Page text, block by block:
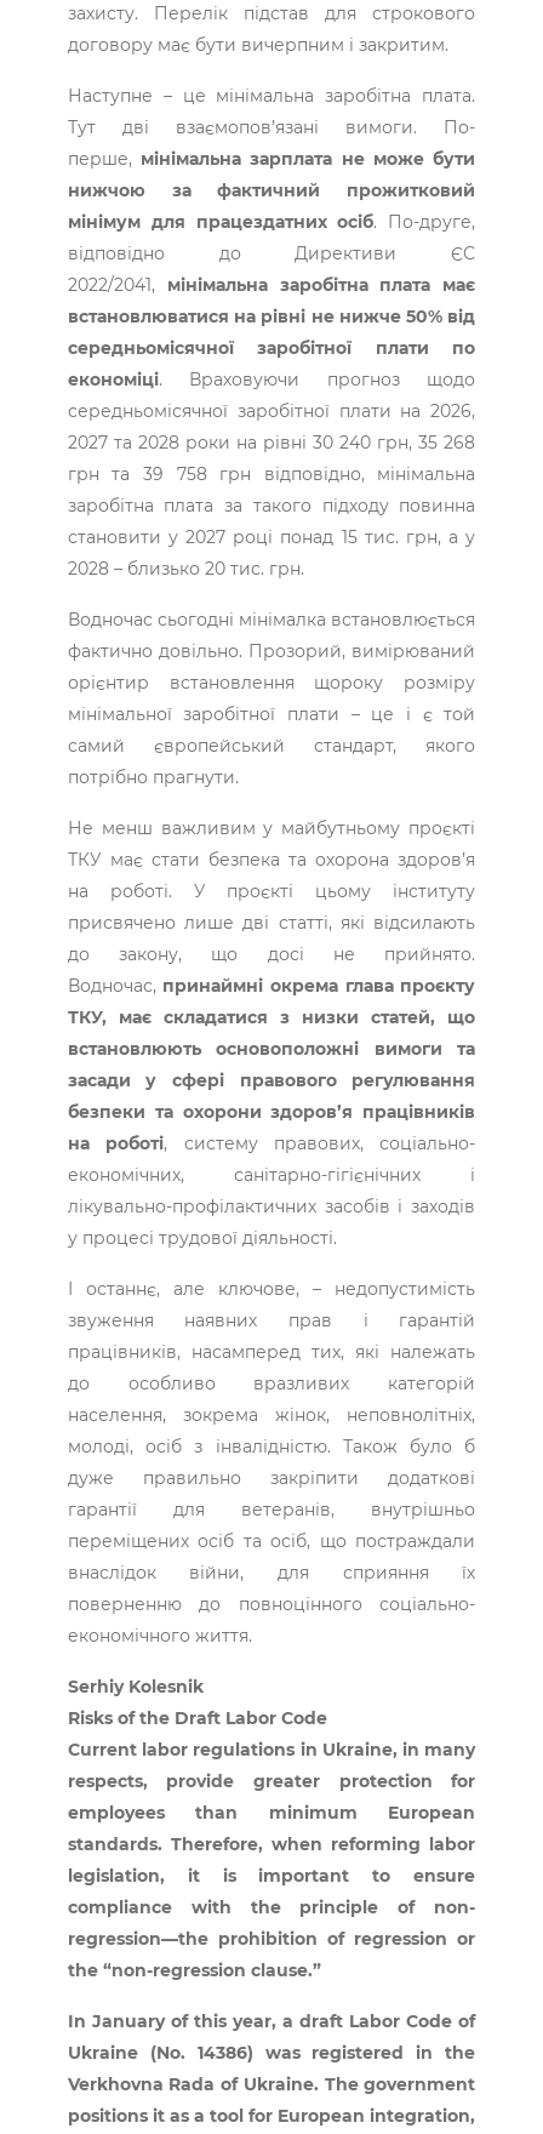
захисту. Перелік підстав для строкового
договору має бути вичерпним і закритим.
Наступне – це мінімальна заробітна плата.
Тут дві взаємопов’язані вимоги. По-
перше, мінімальна зар­плата не може бути
нижчою за фактичний прожитковий
мінімум для працездатних осіб. По-друге,
відповідно до Директиви ЄС
2022/2041, мінімальна заробітна плата має
встановлюватися на рівні не нижче 50% від
середньомісячної заробітної плати по
економіці. Враховуючи прогноз щодо
середньомісячної заробітної плати на 2026,
2027 та 2028 роки на рівні 30 240 грн, 35 268
грн та 39 758 грн відповідно, мінімальна
заробітна плата за такого підходу повинна
становити у 2027 році понад 15 тис. грн, а у
2028 – близько 20 тис. грн.
Водночас сьогодні мінімалка встановлюється
фактично довільно. Прозорий, вимірюваний
орієнтир встановлення щороку розміру
мінімальної заробітної плати – це і є той
самий європейський стандарт, якого
потрібно прагнути.
Не менш важливим у майбутньому проєкті
ТКУ має стати безпека та охорона здоров’я
на роботі. У проєкті цьому інституту
присвячено лише дві статті, які відсилають
до закону, що досі не прийнято.
Водночас, принаймні окрема глава проєкту
ТКУ, має складатися з низки статей, що
встановлюють основоположні вимоги та
засади у сфері правового регулювання
безпеки та охорони здоров’я працівників
на роботі, систему правових, соціально-
економічних, санітарно-гігієнічних і
лікувально-профілактичних засобів і заходів
у процесі трудової діяльності.
І останнє, але ключове, – недопустимість
звуження наявних прав і гарантій
працівників, насамперед тих, які належать
до особливо вразливих категорій
населення, зокрема жінок, неповнолітніх,
молоді, осіб з інвалідністю. Також було б
дуже правильно закріпити додаткові
гарантії для ветеранів, внутрішньо
переміщених осіб та осіб, що постраждали
внаслідок війни, для сприяння їх
поверненню до повноцінного соціально-
економічного життя.
Serhiy Kolesnik
Risks of the Draft Labor Code
Current labor regulations in Ukraine, in many
respects, provide greater protection for
employees than minimum European
standards. Therefore, when reforming labor
legislation, it is important to ensure
compliance with the principle of non-
regression—the prohibition of regression or
the “non-regression clause.”
In January of this year, a draft Labor Code of
Ukraine (No. 14386) was registered in the
Verkhovna Rada of Ukraine. The government
positions it as a tool for European integration,